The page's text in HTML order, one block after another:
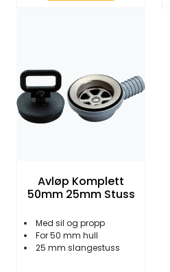
Avløp Komplett
50mm 25mm Stuss
Med sil og propp
For 50 mm hull
25 mm slangestuss